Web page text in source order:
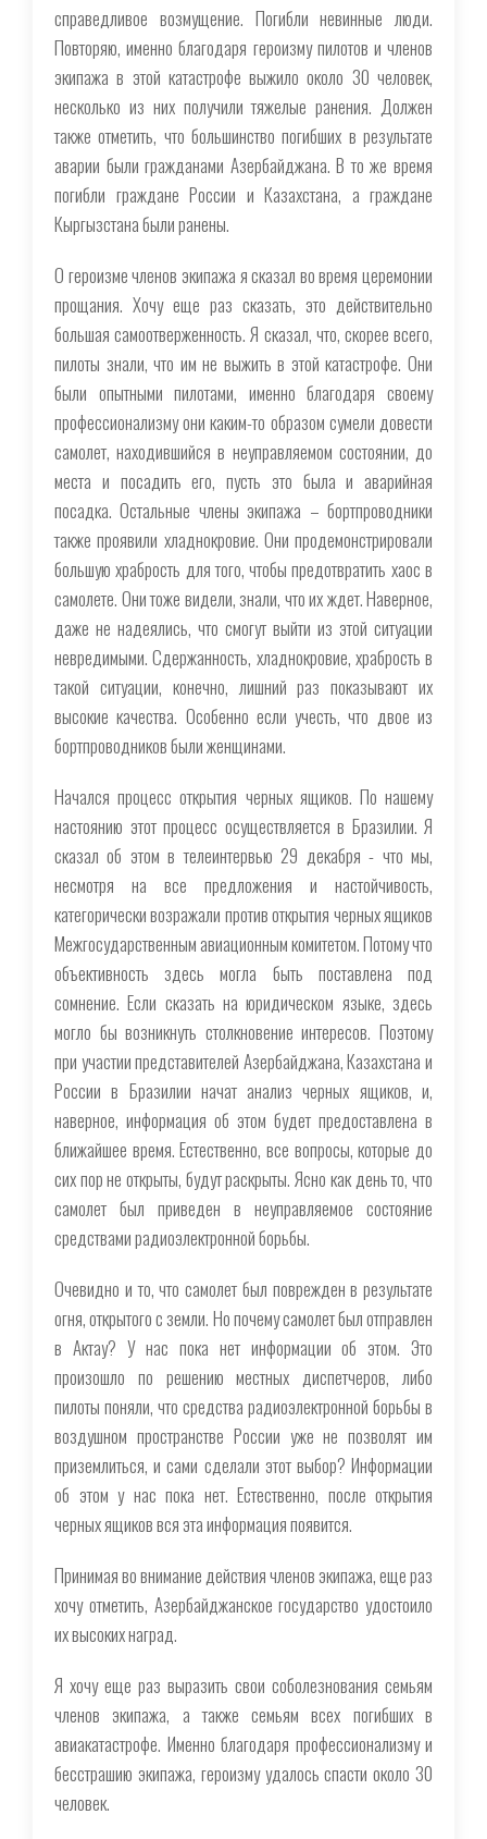
справедливое возмущение. Погибли невинные люди.
Повторяю, именно благодаря героизму пилотов и членов
экипажа в этой катастрофе выжило около 30 человек,
несколько из них получили тяжелые ранения. Должен
также отметить, что большинство погибших в результате
аварии были гражданами Азербайджана. В то же время
погибли граждане России и Казахстана, а граждане
Кыргызстана были ранены.
О героизме членов экипажа я сказал во время церемонии
прощания. Хочу еще раз сказать, это действительно
большая самоотверженность. Я сказал, что, скорее всего,
пилоты знали, что им не выжить в этой катастрофе. Они
были опытными пилотами, именно благодаря своему
профессионализму они каким-то образом сумели довести
самолет, находившийся в неуправляемом состоянии, до
места и посадить его, пусть это была и аварийная
посадка. Остальные члены экипажа – бортпроводники
также проявили хладнокровие. Они продемонстрировали
большую храбрость для того, чтобы предотвратить хаос в
самолете. Они тоже видели, знали, что их ждет. Наверное,
даже не надеялись, что смогут выйти из этой ситуации
невредимыми. Сдержанность, хладнокровие, храбрость в
такой ситуации, конечно, лишний раз показывают их
высокие качества. Особенно если учесть, что двое из
бортпроводников были женщинами.
Начался процесс открытия черных ящиков. По нашему
настоянию этот процесс осуществляется в Бразилии. Я
сказал об этом в телеинтервью 29 декабря - что мы,
несмотря на все предложения и настойчивость,
категорически возражали против открытия черных ящиков
Межгосударственным авиационным комитетом. Потому что
объективность здесь могла быть поставлена под
сомнение. Если сказать на юридическом языке, здесь
могло бы возникнуть столкновение интересов. Поэтому
при участии представителей Азербайджана, Казахстана и
России в Бразилии начат анализ черных ящиков, и,
наверное, информация об этом будет предоставлена в
ближайшее время. Естественно, все вопросы, которые до
сих пор не открыты, будут раскрыты. Ясно как день то, что
самолет был приведен в неуправляемое состояние
средствами радиоэлектронной борьбы.
Очевидно и то, что самолет был поврежден в результате
огня, открытого с земли. Но почему самолет был отправлен
в Актау? У нас пока нет информации об этом. Это
произошло по решению местных диспетчеров, либо
пилоты поняли, что средства радиоэлектронной борьбы в
воздушном пространстве России уже не позволят им
приземлиться, и сами сделали этот выбор? Информации
об этом у нас пока нет. Естественно, после открытия
черных ящиков вся эта информация появится.
Принимая во внимание действия членов экипажа, еще раз
хочу отметить, Азербайджанское государство удостоило
их высоких наград.
Я хочу еще раз выразить свои соболезнования семьям
членов экипажа, а также семьям всех погибших в
авиакатастрофе. Именно благодаря профессионализму и
бесстрашию экипажа, героизму удалось спасти около 30
человек.